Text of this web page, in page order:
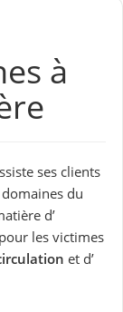
à
ses clients
du
d’
pour les victimes
et d’